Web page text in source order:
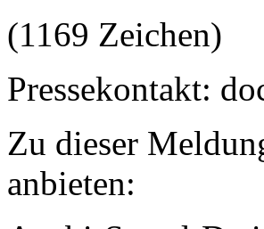
(1169 Zeichen)
Pressekontakt:
Zu dieser
anbieten: